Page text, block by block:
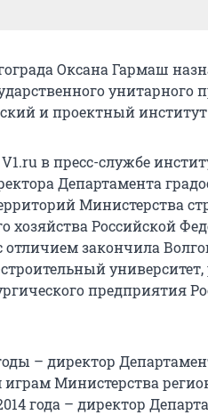
Оксана Гармаш
унитарного
и проектный
в пресс-службе
Департамента
Министерства
хозяйства Российской
отличием закончила
предприятия
– директор
Министерства
года – директор